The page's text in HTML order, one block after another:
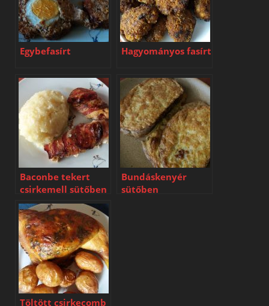
Egybefasírt Hagyományos fasírt
Baconbe tekert
csirkemell sütőben
Bundáskenyér
sütőben
Töltött csirkecomb